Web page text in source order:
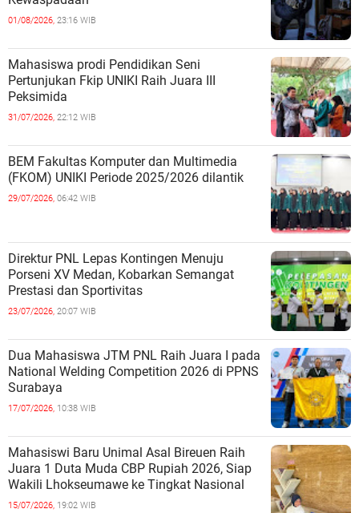
01/08/2026, 23:16 WIB
Mahasiswa prodi Pendidikan Seni
Pertunjukan Fkip UNIKI Raih Juara III
Peksimida
31/07/2026, 22:12 WIB
BEM Fakultas Komputer dan Multimedia
(FKOM) UNIKI Periode 2025/2026 dilantik
29/07/2026, 06:42 WIB
Direktur PNL Lepas Kontingen Menuju
Porseni XV Medan, Kobarkan Semangat
Prestasi dan Sportivitas
23/07/2026, 20:07 WIB
Dua Mahasiswa JTM PNL Raih Juara I pada
National Welding Competition 2026 di PPNS
Surabaya
17/07/2026, 10:38 WIB
Mahasiswi Baru Unimal Asal Bireuen Raih
Juara 1 Duta Muda CBP Rupiah 2026, Siap
Wakili Lhokseumawe ke Tingkat Nasional
15/07/2026, 19:02 WIB